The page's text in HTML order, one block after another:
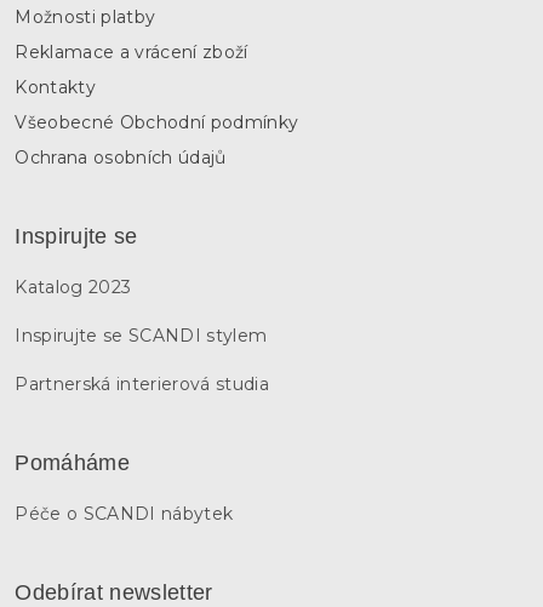
Možnosti platby
Reklamace a vrácení zboží
Kontakty
Všeobecné Obchodní podmínky
Ochrana osobních údajů
Inspirujte se
Katalog 2023
Inspirujte se SCANDI stylem
Partnerská interierová studia
Pomáháme
Péče o SCANDI nábytek
Odebírat newsletter